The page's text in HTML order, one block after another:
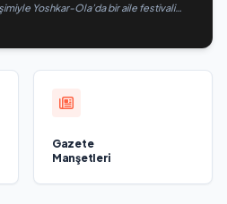
Yoshkar-Ola’da bir aile festivali
Gazete
Manşetleri